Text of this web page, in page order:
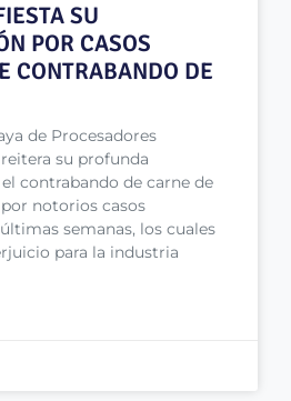
SU
POR CASOS
CONTRABANDO DE
de Procesadores
su profunda
contrabando de carne de
notorios casos
semanas, los cuales
para la industria